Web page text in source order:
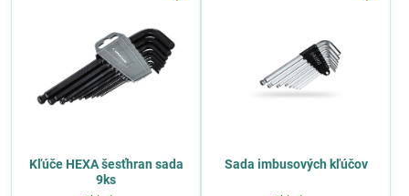
Kľúče HEXA šesťhran sada
9ks
Sada imbusových kľúčov